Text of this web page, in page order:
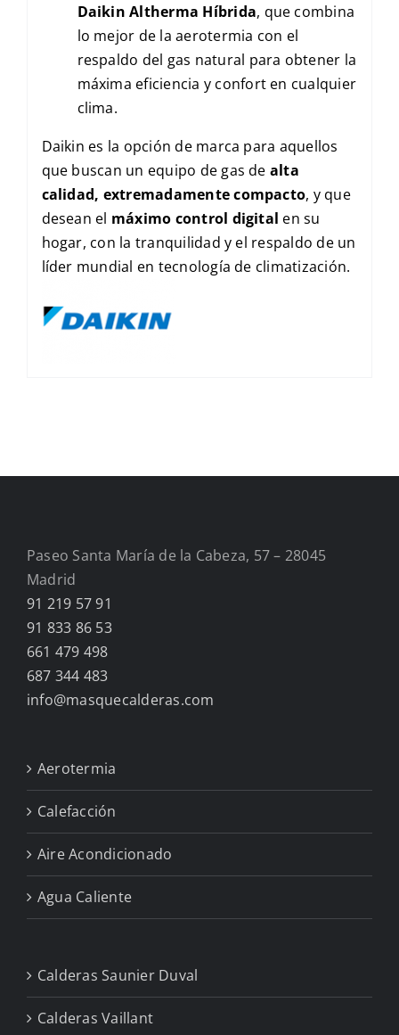
Daikin Altherma Híbrida, que combina
lo mejor de la aerotermia con el
respaldo del gas natural para obtener la
máxima eficiencia y confort en cualquier
clima.
Daikin es la opción de marca para aquellos
que buscan un equipo de gas de alta
calidad, extremadamente compacto, y que
desean el máximo control digital en su
hogar, con la tranquilidad y el respaldo de un
líder mundial en tecnología de climatización.
Paseo Santa María de la Cabeza, 57 – 28045
Madrid
91 219 57 91
91 833 86 53
661 479 498
687 344 483
info@masquecalderas.com
Aerotermia
Calefacción
Aire Acondicionado
Agua Caliente
Calderas Saunier Duval
Calderas Vaillant